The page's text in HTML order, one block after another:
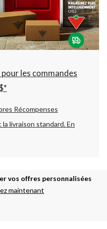
à
22:00
cliquer
pour
changer
les commandes
Récompenses
la livraison standard.En
vos offres personnalisées
maintenant